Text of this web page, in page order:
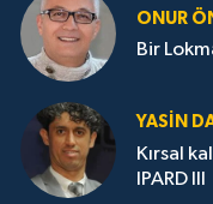
ONUR
Bir
YASIN
Kırsal
IPARD III